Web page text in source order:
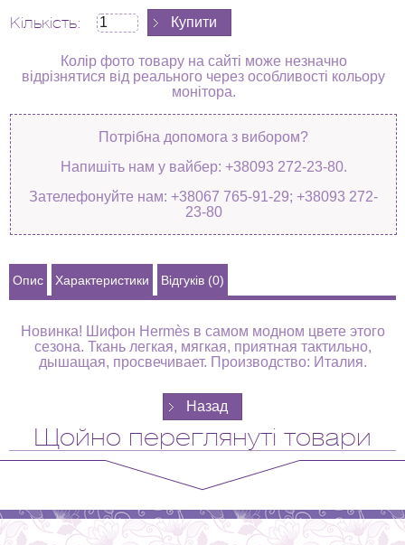
Кількість:
Колір фото товару на сайті може незначно
відрізнятися від реального через особливості кольору
монітора.
Потрібна допомога з вибором?
Напишіть нам у вайбер: +38093 272-23-80.
Зателефонуйте нам: +38067 765-91-29; +38093 272-
23-80
Опис Характеристики Відгуків (0)
Новинка! Шифон Hermès в самом модном цвете этого
сезона. Ткань легкая, мягкая, приятная тактильно,
дышащая, просвечивает. Производство: Италия.
Щойно переглянуті товари